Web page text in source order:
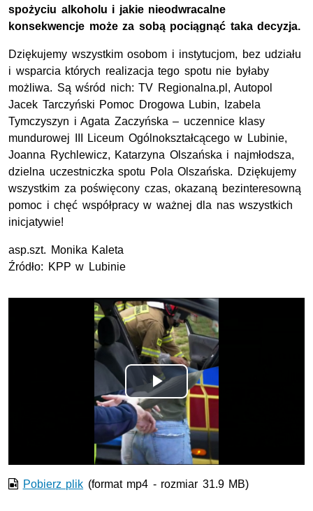
spożyciu alkoholu i jakie nieodwracalne
konsekwencje może za sobą pociągnąć taka decyzja.
Dziękujemy wszystkim osobom i instytucjom, bez udziału
i wsparcia których realizacja tego spotu nie byłaby
możliwa. Są wśród nich: TV Regionalna.pl, Autopol
Jacek Tarczyński Pomoc Drogowa Lubin, Izabela
Tymczyszyn i Agata Zaczyńska – uczennice klasy
mundurowej
Liceum Ogólnokształcącego w Lubinie,
Joanna Rychlewicz, Katarzyna Olszańska i najmłodsza,
dzielna uczestniczka spotu Pola Olszańska. Dziękujemy
wszystkim za poświęcony czas, okazaną bezinteresowną
pomoc i chęć współpracy w ważnej dla nas wszystkich
inicjatywie!
asp.szt. Monika Kaleta
Źródło: KPP w Lubinie
Opis filmu: spot filmowy
Odtwórz
wideo
Pobierz plik (format mp4 - rozmiar 31.9 MB)